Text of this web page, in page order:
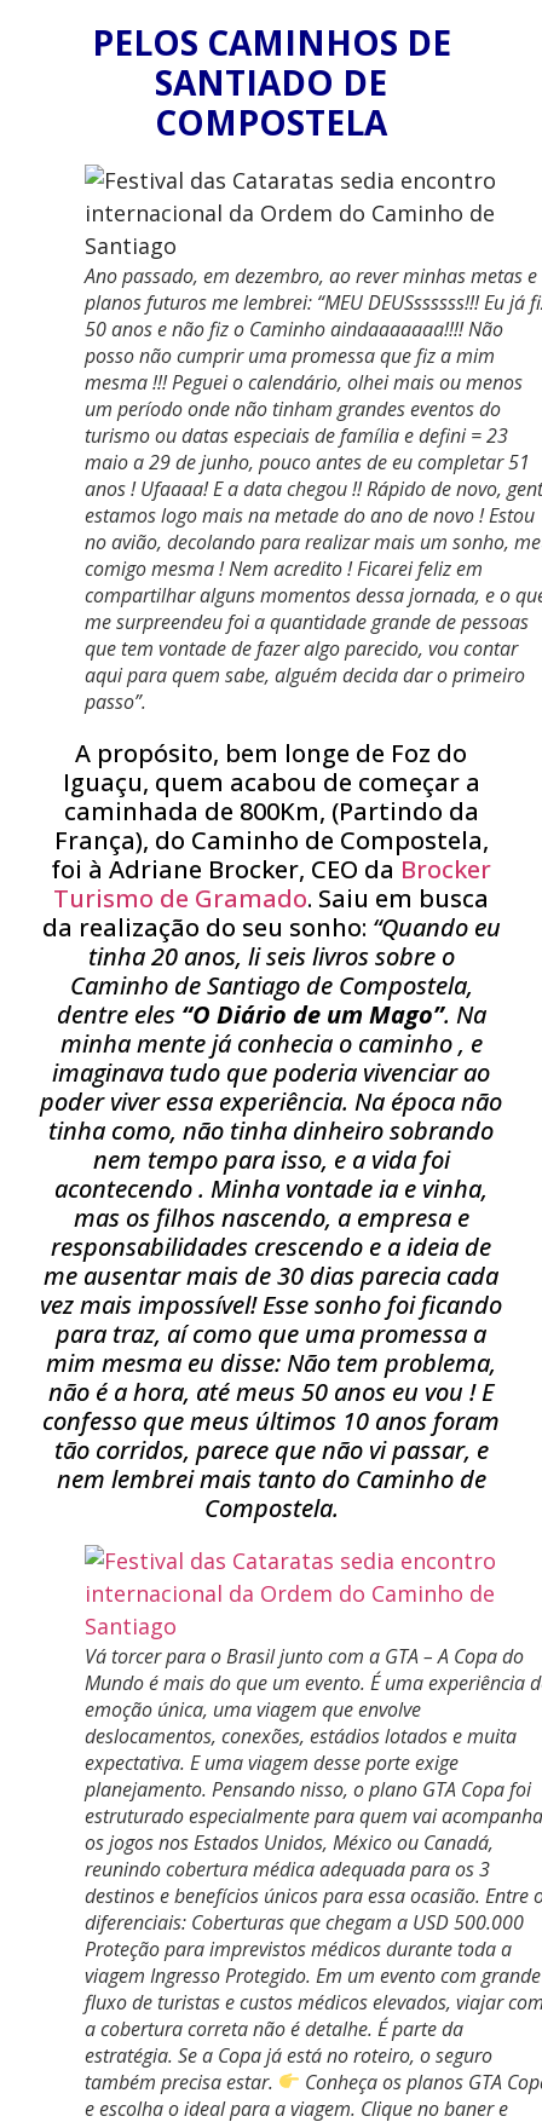
PELOS CAMINHOS DE
SANTIADO DE
COMPOSTELA
Ano passado, em dezembro, ao rever minhas metas e
planos futuros me lembrei: “MEU DEUSssssss!!! Eu já
50 anos e não fiz o Caminho aindaaaaaaa!!!! Não
posso não cumprir uma promessa que fiz a mim
mesma !!! Peguei o calendário, olhei mais ou menos
um período onde não tinham grandes eventos do
turismo ou datas especiais de família e defini = 23
maio a 29 de junho, pouco antes de eu completar 51
anos ! Ufaaaa! E a data chegou !! Rápido de novo,
estamos logo mais na metade do ano de novo ! Estou
no avião, decolando para realizar mais um sonho,
comigo mesma ! Nem acredito ! Ficarei feliz em
compartilhar alguns momentos dessa jornada, e o
me surpreendeu foi a quantidade grande de pessoas
que tem vontade de fazer algo parecido, vou contar
aqui para quem sabe, alguém decida dar o primeiro
passo”.
A propósito, bem longe de Foz do
Iguaçu, quem acabou de começar a
caminhada de 800Km, (Partindo da
França), do Caminho de Compostela,
foi à Adriane Brocker, CEO da Brocker
Turismo de Gramado. Saiu em busca
da realização do seu sonho: “Quando eu
tinha 20 anos, li seis livros sobre o
Caminho de Santiago de Compostela,
dentre eles “O Diário de um Mago”. Na
minha mente já conhecia o caminho , e
imaginava tudo que poderia vivenciar ao
poder viver essa experiência. Na época não
tinha como, não tinha dinheiro sobrando
nem tempo para isso, e a vida foi
acontecendo . Minha vontade ia e vinha,
mas os filhos nascendo, a empresa e
responsabilidades crescendo e a ideia de
me ausentar mais de 30 dias parecia cada
vez mais impossível! Esse sonho foi ficando
para traz, aí como que uma promessa a
mim mesma eu disse: Não tem problema,
não é a hora, até meus 50 anos eu vou ! E
confesso que meus últimos 10 anos foram
tão corridos, parece que não vi passar, e
nem lembrei mais tanto do Caminho de
Compostela.
Vá torcer para o Brasil junto com a GTA – A Copa do
Mundo é mais do que um evento. É uma experiência
emoção única, uma viagem que envolve
deslocamentos, conexões, estádios lotados e muita
expectativa. E uma viagem desse porte exige
planejamento. Pensando nisso, o plano GTA Copa foi
estruturado especialmente para quem vai
os jogos nos Estados Unidos, México ou Canadá,
reunindo cobertura médica adequada para os 3
destinos e benefícios únicos para essa ocasião. Entre
diferenciais: Coberturas que chegam a USD 500.000
Proteção para imprevistos médicos durante toda a
viagem Ingresso Protegido. Em um evento com grande
fluxo de turistas e custos médicos elevados, viajar
a cobertura correta não é detalhe. É parte da
estratégia. Se a Copa já está no roteiro, o seguro
também precisa estar.
Conheça os planos GTA
e escolha o ideal para a viagem. Clique no baner e